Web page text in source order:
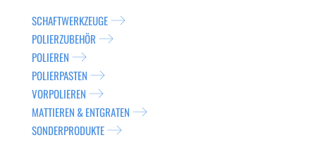
SCHAFTWERKZEUGE
POLIERZUBEHÖR
POLIEREN
POLIERPASTEN
VORPOLIEREN
MATTIEREN & ENTGRATEN
SONDERPRODUKTE